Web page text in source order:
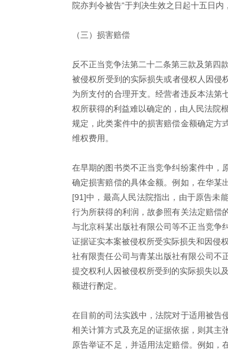
院亦判令被告“于判决生效之日起十五日
（三）损害赔偿
反不正当竞争法第二十二条第三款及第四
被侵权所受到的实际损失或者侵权人因
为所支付的合理开支。经营者违反本法第
权所获得的利益难以确定的，由人民法院
规定，此类案件中的损害赔偿金额确定方
维权费用。
在早期的图书类不正当竞争纠纷案件中，
确定损害赔偿的具体金额。例如，在华某
[91]中，最高人民法院指出，由于原告未
行为所获得的利润，故参照有关法定赔偿
与北京科某出版社有限公司等不正当竞争
证据证实本案被侵权所受实际损失和因侵
社有限责任公司与青某出版社有限公司不
提交权利人因被侵权所受到的实际损失以
额进行酌定。
在目前的司法实践中，法院对于适用被告
相关计算方式及充足的证据依据，则其主
原告举证不足，并适用法定赔偿。例如，